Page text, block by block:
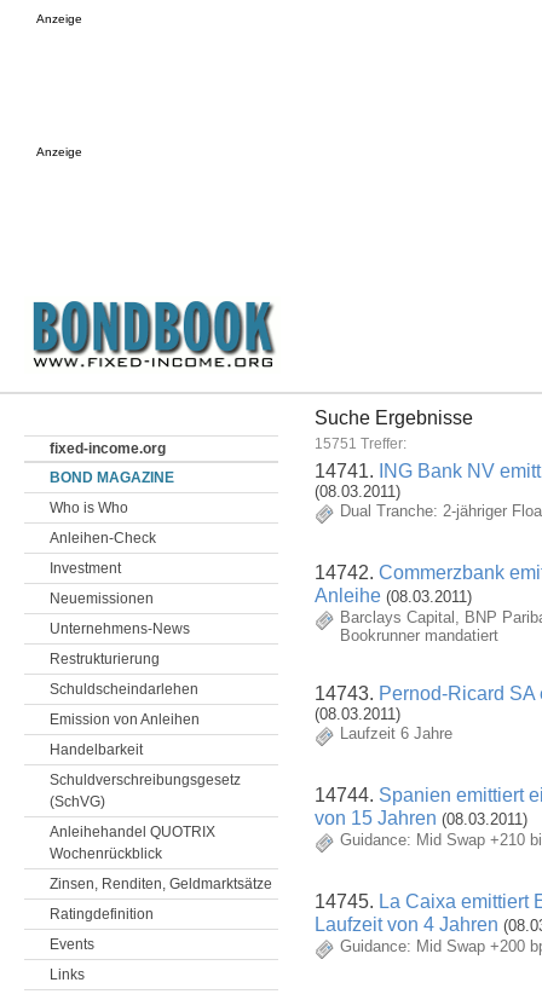
Anzeige
Anzeige
Suche Ergebnisse
15751 Treffer:
14741. ING Bank NV
(08.03.2011)
Dual Tranche: 2-jähriger
14742. Commerzbank
Anleihe (08.03.2011)
Barclays Capital, BNP
Bookrunner mandatiert
14743. Pernod-Ricard
(08.03.2011)
Laufzeit 6 Jahre
14744. Spanien emittiert
von 15 Jahren (08.03.2011)
Guidance: Mid Swap +210
14745. La Caixa emittiert
Laufzeit von 4 Jahren
Guidance: Mid Swap +200
fixed-income.org
BOND MAGAZINE
Who is Who
Anleihen-Check
Investment
Neuemissionen
Unternehmens-News
Restrukturierung
Schuldscheindarlehen
Emission von Anleihen
Handelbarkeit
Schuldverschreibungsgesetz
(SchVG)
Anleihehandel QUOTRIX
Wochenrückblick
Zinsen, Renditen, Geldmarktsätze
Ratingdefinition
Events
Links